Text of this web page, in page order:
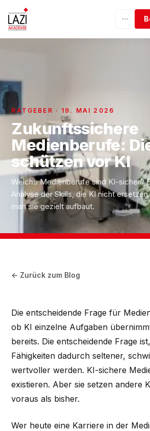
RATGEBER · 19. MAI 2026
Zukunftssichere
Medienberufe:
schützen vor KI
Welche Medienberufe sind KI-sicher?
Analyse der Skills, die KI nicht ersetzen
man sie gezielt aufbaut.
← Zurück zum Blog
Die entscheidende Frage für
ob KI einzelne Aufgaben
bereits. Die entscheidende Frage
Fähigkeiten dadurch seltener,
wertvoller werden. KI-sichere
existieren. Aber sie setzen andere
voraus als bisher.
Wer heute eine Karriere in der